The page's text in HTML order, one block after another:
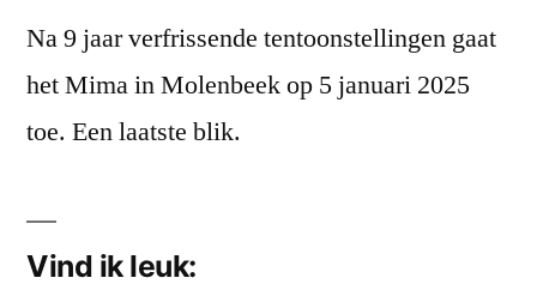
Na 9 jaar verfrissende tentoonstellingen gaat
het Mima in Molenbeek op 5 januari 2025
toe. Een laatste blik.
Vind ik leuk: